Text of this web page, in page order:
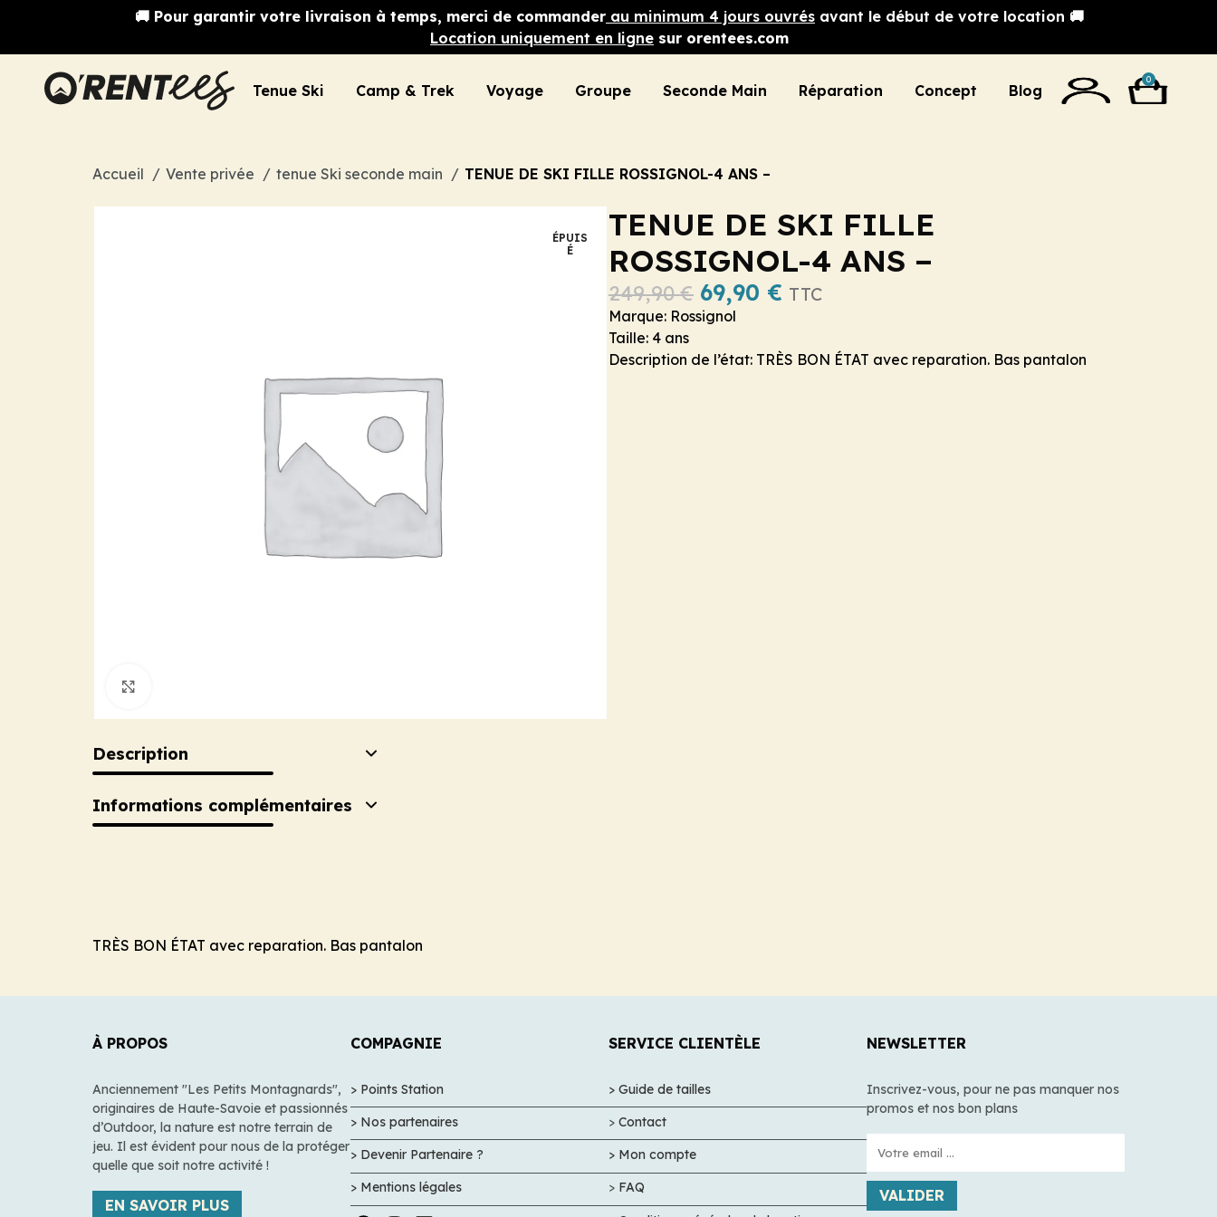
🚚 Pour garantir votre livraison à temps, merci de commander au minimum 4 jours ouvrés avant le début de votre location 🚚
Location uniquement en ligne sur orentees.com
Tenue Ski Camp & Trek Voyage Groupe Seconde Main Réparation Concept Blog
0
Accueil Vente privée tenue Ski seconde main TENUE DE SKI FILLE ROSSIGNOL-4 ANS –
ÉPUIS
É
Description
Informations complémentaires
TENUE DE SKI FILLE
ROSSIGNOL-4 ANS –
249,90€ 69,90 € TTC
Marque: Rossignol
Taille: 4 ans
Description de l’état: TRÈS BON ÉTAT avec reparation. Bas pantalon
TRÈS BON ÉTAT avec reparation. Bas pantalon
À PROPOS
Anciennement "Les Petits Montagnards",
originaires de Haute-Savoie et passionnés
d’Outdoor, la nature est notre terrain de
jeu. Il est évident pour nous de la protéger
quelle que soit notre activité !
EN SAVOIR PLUS
COMPAGNIE
> Points Station
> Nos partenaires
> Devenir Partenaire ?
> Mentions légales
SERVICE CLIENTÈLE
> Guide de tailles
> Contact
> Mon compte
> FAQ
NEWSLETTER
Inscrivez-vous, pour ne pas manquer nos
promos et nos bon plans
VALIDER